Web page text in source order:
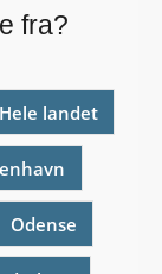
fra?
Hele landet
Odense